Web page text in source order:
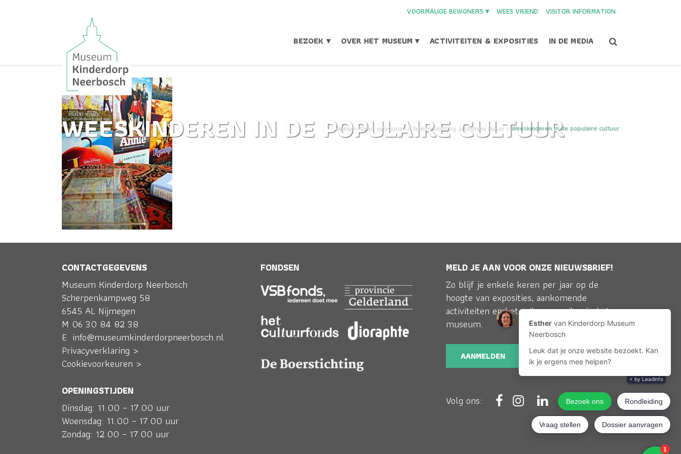
VOORMALIGE BEWONERS ▾ WEES VRIEND VISITOR INFORMATION
BEZOEK ▾ OVER HET MUSEUM ▾ ACTIVITEITEN & EXPOSITIES IN DE MEDIA
WEESKINDEREN IN DE POPULAIRE CULTUUR
Home>Geen categorie>Tentoonstelling Josephine Baker>Weeskinderen in de populaire cultuur
CONTACTGEGEVENS
Museum Kinderdorp Neerbosch
Scherpenkampweg 58
6545 AL Nijmegen
M 06 30 84 82 38
E info@museumkinderdorpneerbosch.nl
Privacyverklaring >
Cookievoorkeuren >
OPENINGSTIJDEN
Dinsdag: 11.00 – 17.00 uur
Woensdag: 11.00 – 17.00 uur
Zondag: 12.00 – 17.00 uur
FONDSEN MELD JE AAN VOOR ONZE NIEUWSBRIEF!
Zo blijf je enkele keren per jaar op de
hoogte van exposities, aankomende
activiteiten en het reilen en zeilen in het
museum.
AANMELDEN
Volg ons: